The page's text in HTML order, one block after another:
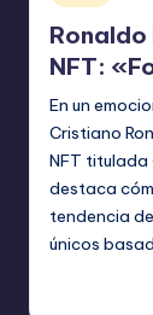
en
NFT:
En un
Cristiano
NFT titulada
destaca
tendencia
únicos